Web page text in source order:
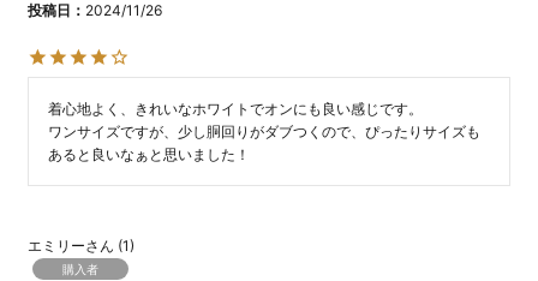
投稿日
2024/11/26
着心地よく、きれいなホワイトでオンにも良い感じです。
ワンサイズですが、少し胴回りがダブつくので、ぴったりサイズも
あると良いなぁと思いました！
エミリー 1
購入者